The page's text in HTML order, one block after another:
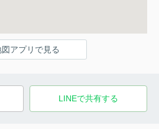
図アプリで見る
LINEで共有する